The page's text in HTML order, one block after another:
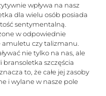
wpływa na nasz
dla wielu osób posiada
sentymentalną.
w odpowiednie
czy talizmanu.
nie tylko na nas, ale
bransoletka szczęścia
to, że całe jej zasoby
i wylane w nasze pole